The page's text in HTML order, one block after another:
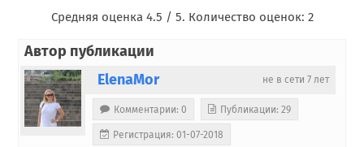
Средняя оценка 4.5 / 5. Количество оценок: 2
Автор публикации
не в сети 7 лет
ElenaMor
Комментарии: 0 Публикации: 29
Регистрация: 01-07-2018